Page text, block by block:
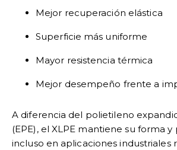
Mejor recuperación elástica
Superficie más uniforme
Mayor resistencia térmica
Mejor desempeño frente a
A diferencia del polietileno
(EPE), el XLPE mantiene su forma
incluso en aplicaciones industriales